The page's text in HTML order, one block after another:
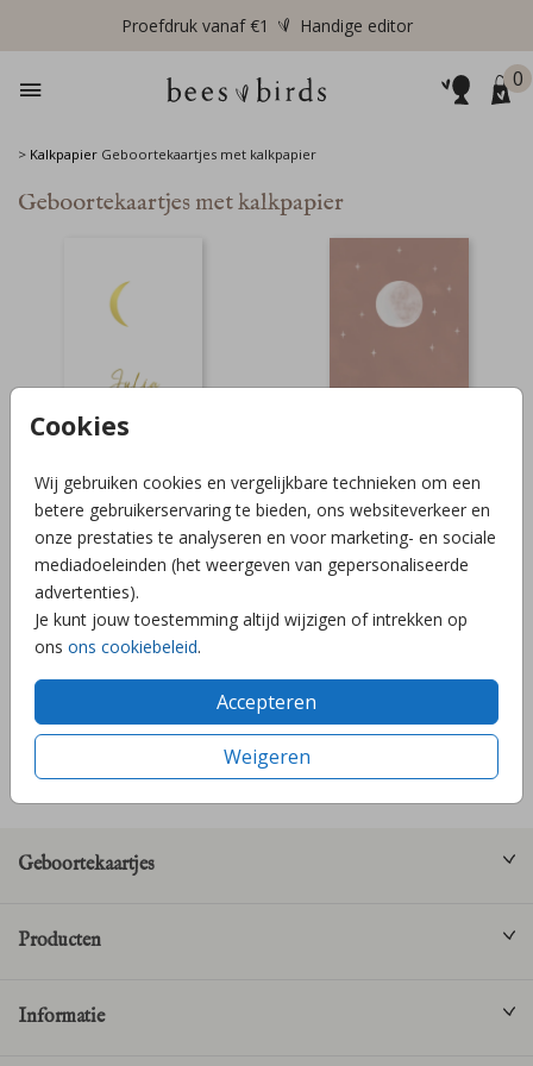
Proefdruk vanaf €1 Handige editor
0
Cookies
Wij gebruiken cookies en vergelijkbare technieken om een
betere gebruikerservaring te bieden, ons websiteverkeer en
onze prestaties te analyseren en voor marketing- en sociale
mediadoeleinden (het weergeven van gepersonaliseerde
advertenties).
Je kunt jouw toestemming altijd wijzigen of intrekken op
ons ons cookiebeleid.
Accepteren
Weigeren
> Kalkpapier Geboortekaartjes met kalkpapier
Geboortekaartjes met kalkpapier
KALKPAPIER VOORKAART 1/2 KALKPAPIER ACHTER 2/2
Geboortekaartjes
Producten
Informatie